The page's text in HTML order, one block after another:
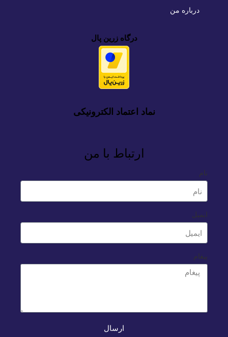
درباره من
درگاه زرین پال
نماد اعتماد الکترونیکی
ارتباط با من
نام
ایمیل
پیغام
ارسال